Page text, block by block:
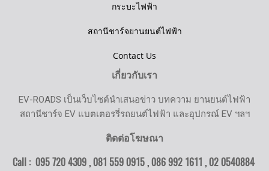
กระบะไฟฟ้า
สถานีชาร์จยานยนต์ไฟฟ้า
Contact Us
เกี่ยวกับเรา
EV-ROADS เป็นเว็บไซต์นำเสนอข่าว บทความ ยานยนต์ไฟฟ้า
สถานีชาร์จ EV แบตเตอรรี่รถยนต์ไฟฟ้า และอุปกรณ์ EV ฯลฯ
ติดต่อโฆษณา
Call : 095 720 4309 , 081 559 0915 , 086 992 1611 ,02 0540884